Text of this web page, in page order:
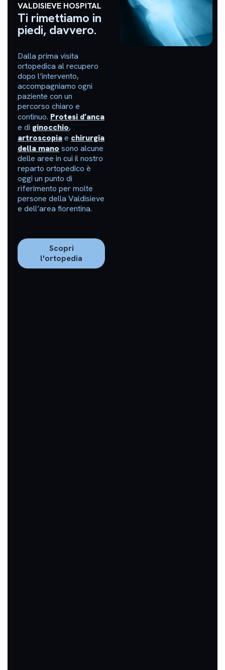
VALDISIEVE HOSPITAL
Ti rimettiamo in
piedi, davvero.
Dalla prima visita
ortopedica al recupero
dopo l’intervento,
accompagniamo ogni
paziente con un
percorso chiaro e
continuo. Protesi d’anca
e di ginocchio,
artroscopiae chirurgia
della mano sono alcune
delle aree in cui il nostro
reparto ortopedico è
oggi un punto di
riferimento per molte
persone della Valdisieve
e dell’area fiorentina.
Scopri
l'ortopedia